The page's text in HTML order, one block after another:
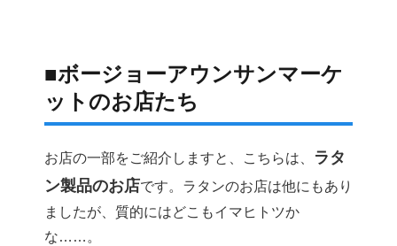
■ボージョーアウンサンマーケ
ットのお店たち
お店の一部をご紹介しますと、こちらは、
ラタ
ン製品のお店です。ラタンのお店は他にもあり
ましたが、質的にはどこもイマヒトツか
な……。